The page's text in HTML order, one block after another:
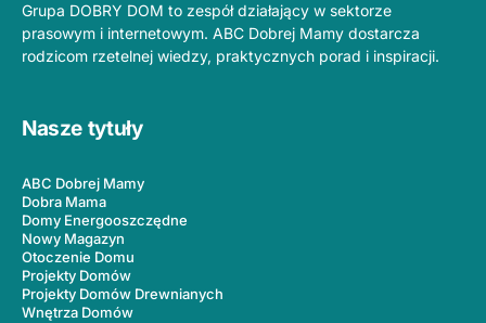
Grupa DOBRY DOM to zespół działający w sektorze
prasowym i internetowym. ABC Dobrej Mamy dostarcza
rodzicom rzetelnej wiedzy, praktycznych porad i inspiracji.
Nasze tytuły
ABC Dobrej Mamy
Dobra Mama
Domy Energooszczędne
Nowy Magazyn
Otoczenie Domu
Projekty Domów
Projekty Domów Drewnianych
Wnętrza Domów